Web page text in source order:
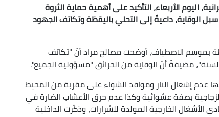
اليوم الأربعاء، التأكيد على أهمية حماية الثروة
الوقاية، داعيةً إلى التحليباليقظة وتكاتف الجهود
بموسم الاصطياف، أوضحت مصالح مراد أنّ "تكاتف
مضيفةً أنّ الوقاية من الحرائق "مسؤولية الجميع".
عدم إشعال النار ومواقد الشواء على مقربة من المحيط
بصفة عشوائية وكذا عدم حرق الأعشاب الضارة في
الأشغال الخارجية المولدة للشرارات، وذكّرت الداخلية